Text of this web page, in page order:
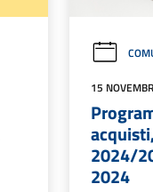
15
2024/
2024